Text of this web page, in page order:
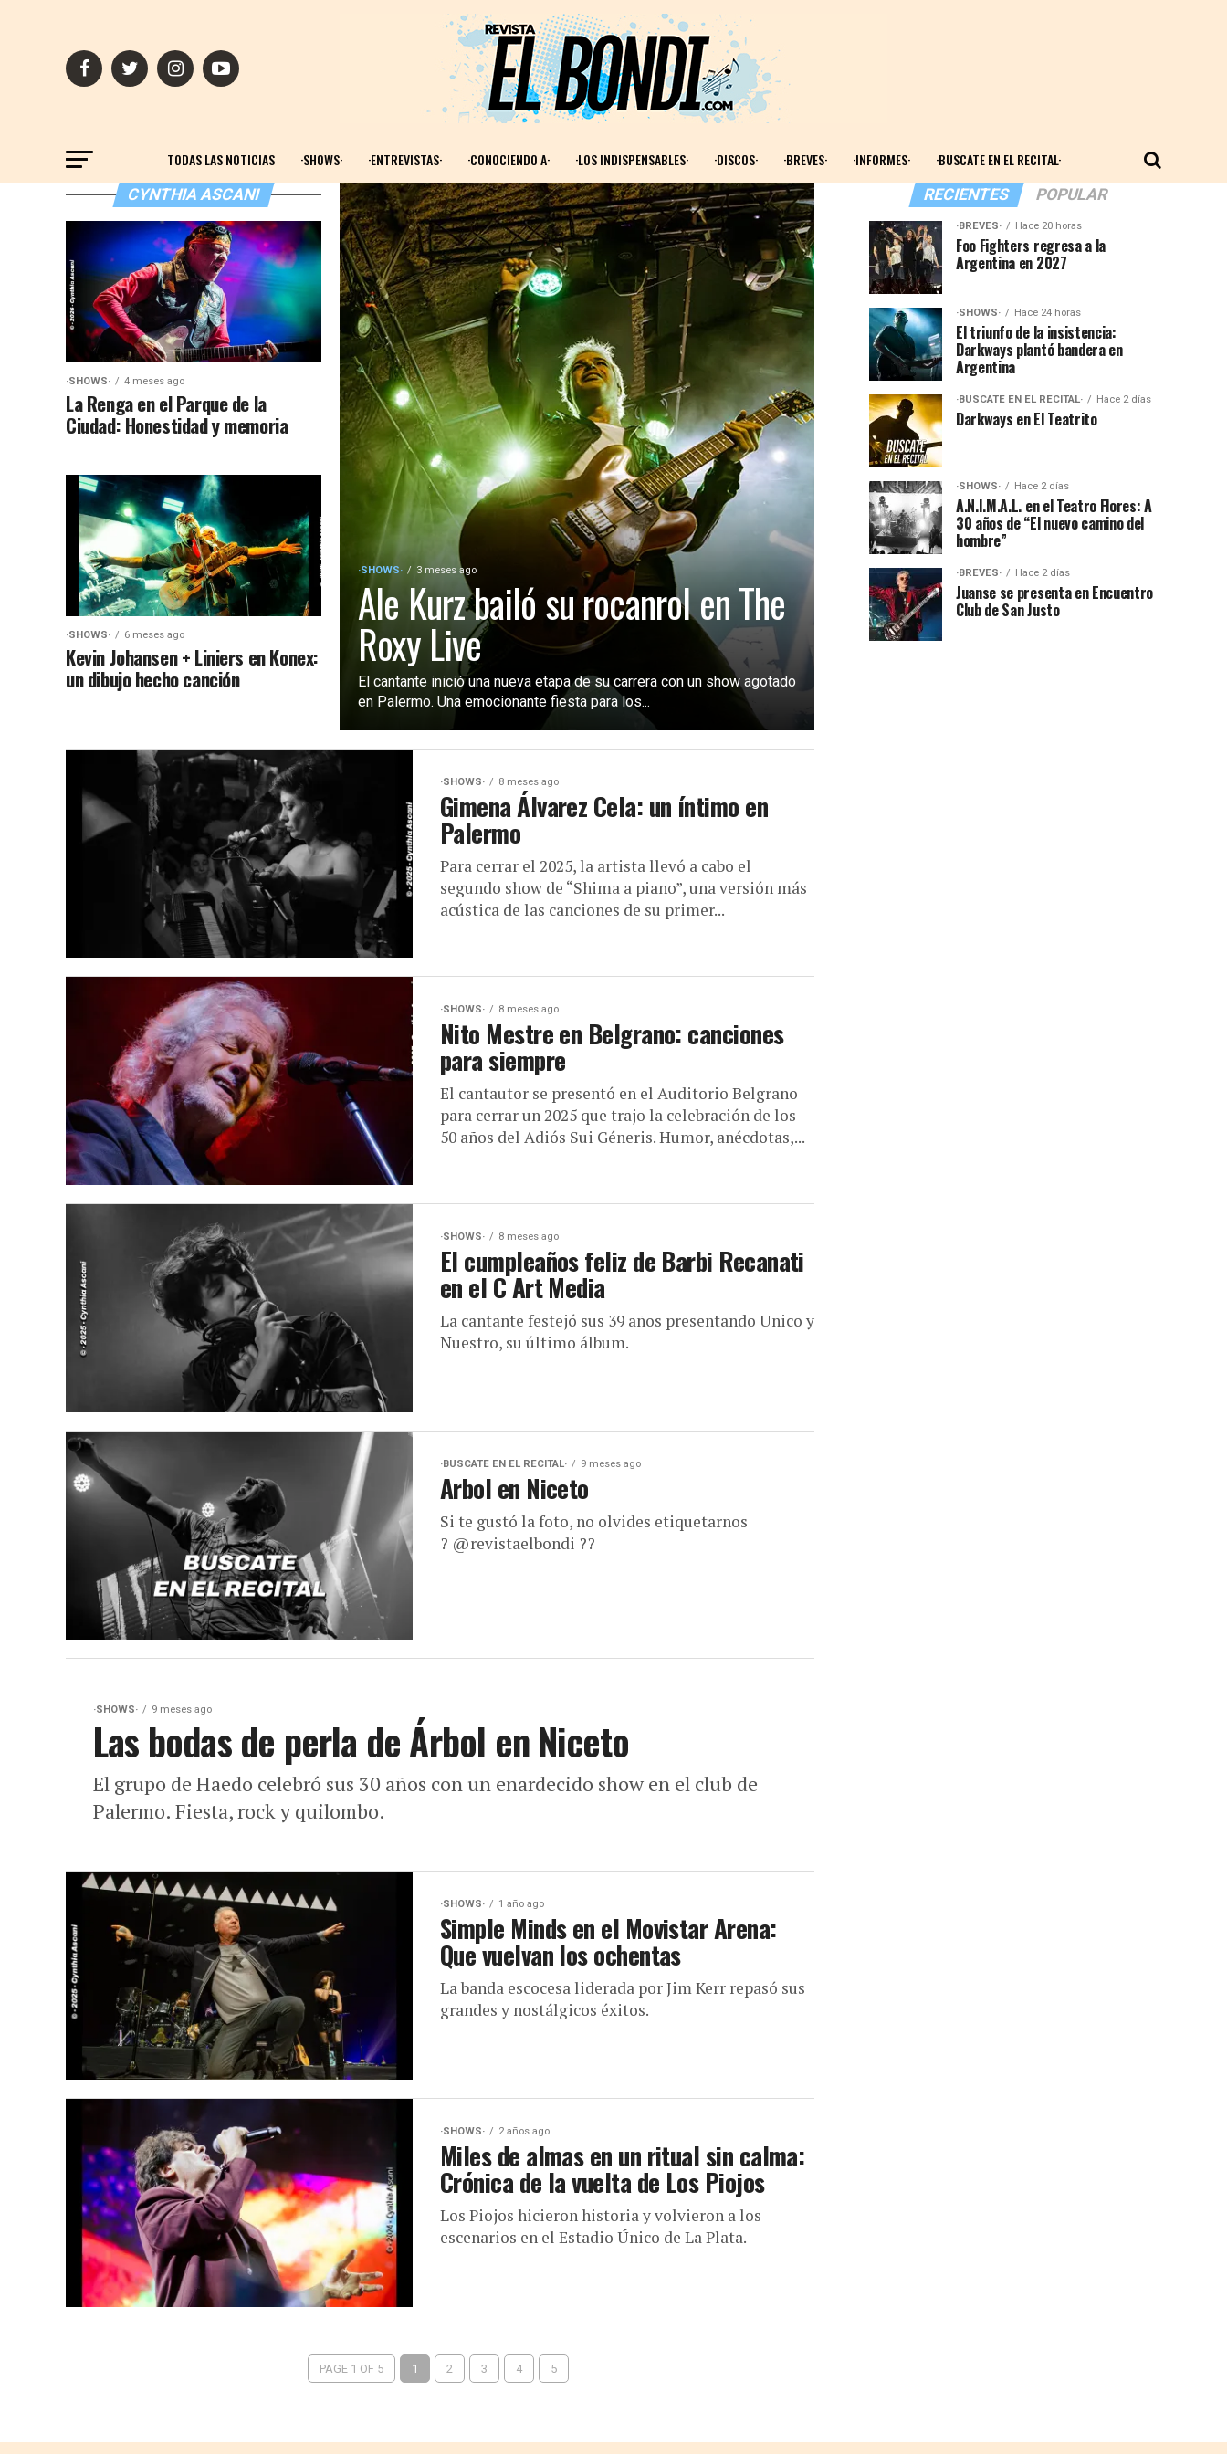
TODAS LAS NOTICIAS ·SHOWS· ·ENTREVISTAS· ·CONOCIENDO A· ·LOS INDISPENSABLES· ·DISCOS· ·BREVES· ·INFORMES· ·BUSCATE EN EL RECITAL·
·SHOWS· 3 meses ago
Ale Kurz bailó su rocanrol en The
Roxy Live
El cantante inició una nueva etapa de su carrera con un show agotado
en Palermo. Una emocionante fiesta para los...
CYNTHIA ASCANI
·SHOWS· 4 meses ago
La Renga en el Parque de la
Ciudad: Honestidad y memoria
·SHOWS· 6 meses ago
Kevin Johansen + Liniers en Konex:
un dibujo hecho canción
·SHOWS· 8 meses ago
Gimena Álvarez Cela: un íntimo en
Palermo
Para cerrar el 2025, la artista llevó a cabo el
segundo show de “Shima a piano”, una versión más
acústica de las canciones de su primer...
·SHOWS· 8 meses ago
Nito Mestre en Belgrano: canciones
para siempre
El cantautor se presentó en el Auditorio Belgrano
para cerrar un 2025 que trajo la celebración de los
50 años del Adiós Sui Géneris. Humor, anécdotas,...
·SHOWS· 8 meses ago
El cumpleaños feliz de Barbi Recanati
en el C Art Media
La cantante festejó sus 39 años presentando Unico y
Nuestro, su último álbum.
·BUSCATE EN EL RECITAL· 9 meses ago
Arbol en Niceto
Si te gustó la foto, no olvides etiquetarnos
? @revistaelbondi ??
·SHOWS· 9 meses ago
Las bodas de perla de Árbol en Niceto
El grupo de Haedo celebró sus 30 años con un enardecido show en el club de
Palermo. Fiesta, rock y quilombo.
·SHOWS· 1 año ago
Simple Minds en el Movistar Arena:
Que vuelvan los ochentas
La banda escocesa liderada por Jim Kerr repasó sus
grandes y nostálgicos éxitos.
·SHOWS· 2 años ago
Miles de almas en un ritual sin calma:
Crónica de la vuelta de Los Piojos
Los Piojos hicieron historia y volvieron a los
escenarios en el Estadio Único de La Plata.
PAGE 1 OF 5 1 2 3 4 5
RECIENTES POPULAR
·BREVES· Hace 20 horas
Foo Fighters regresa a la
Argentina en 2027
·SHOWS· Hace 24 horas
El triunfo de la insistencia:
Darkways plantó bandera en
Argentina
·BUSCATE EN EL RECITAL· Hace 2 días
Darkways en El Teatrito
·SHOWS· Hace 2 días
A.N.I.M.A.L. en el Teatro Flores: A
30 años de “El nuevo camino del
hombre”
·BREVES· Hace 2 días
Juanse se presenta en Encuentro
Club de San Justo